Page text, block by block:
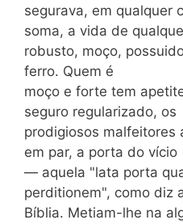
segurava, em qualquer
soma, a vida de
robusto, moço,
ferro. Quem é
moço e forte tem
seguro regularizado, os
prodigiosos malfeitores
em par, a porta do vício
— aquela "lata porta
perditionem", como diz
Bíblia. Metiam-lhe na